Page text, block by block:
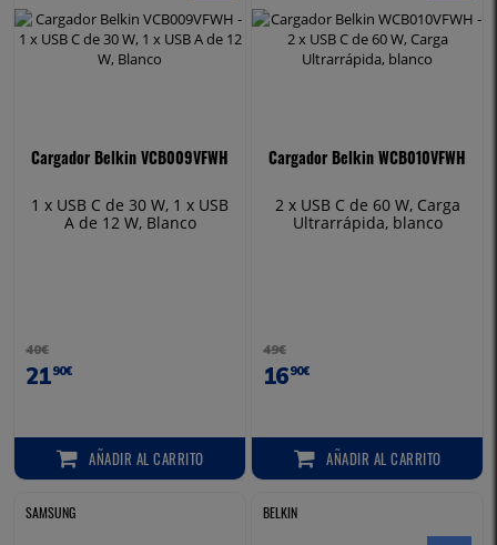
Cargador Belkin VCB009VFWH
1 x USB C de 30 W, 1 x USB
A de 12 W, Blanco
40€
21 90€
AÑADIR AL CARRITO
Cargador Belkin WCB010VFWH
2 x USB C de 60 W, Carga
Ultrarrápida, blanco
49€
16 90€
AÑADIR AL CARRITO
SAMSUNG BELKIN